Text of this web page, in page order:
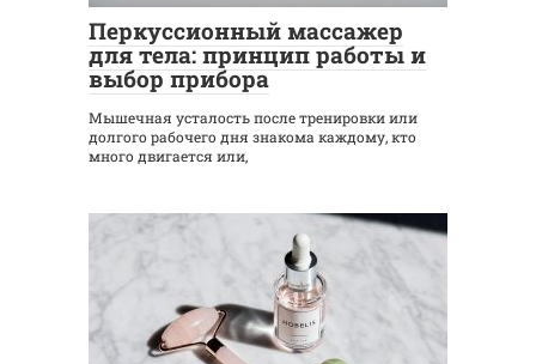
Перкуссионный массажер
для тела: принцип работы и
выбор прибора
Мышечная усталость после тренировки или
долгого рабочего дня знакома каждому, кто
много двигается или,